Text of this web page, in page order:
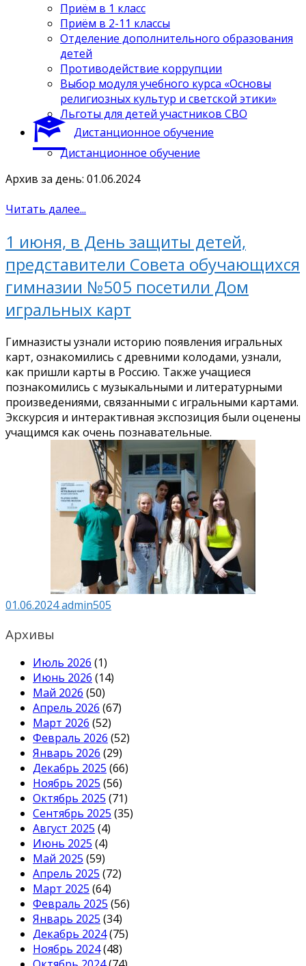
Приём в 1 класс
Приём в 2-11 классы
Отделение дополнительного образования
детей
Противодействие коррупции
Выбор модуля учебного курса «Основы
религиозных культур и светской этики»
Льготы для детей участников СВО
Дистанционное обучение
Дистанционное обучение
Архив за день: 01.06.2024
Читать далее...
1 июня, в День защиты детей,
представители Совета обучающихся
гимназии №505 посетили Дом
игральных карт
Гимназисты узнали историю появления игральных
карт, ознакомились с древними колодами, узнали,
как пришли карты в Россию. Также учащиеся
познакомились с музыкальными и литературными
произведениями, связанными с игральными картами.
Экскурсия и интерактивная экспозиция были оценены
учащимся как очень познавательные.
01.06.2024admin505
Архивы
Июль 2026 (1)
Июнь 2026 (14)
Май 2026 (50)
Апрель 2026 (67)
Март 2026 (52)
Февраль 2026 (52)
Январь 2026 (29)
Декабрь 2025 (66)
Ноябрь 2025 (56)
Октябрь 2025 (71)
Сентябрь 2025 (35)
Август 2025 (4)
Июнь 2025 (4)
Май 2025 (59)
Апрель 2025 (72)
Март 2025 (64)
Февраль 2025 (56)
Январь 2025 (34)
Декабрь 2024(75)
Ноябрь 2024(48)